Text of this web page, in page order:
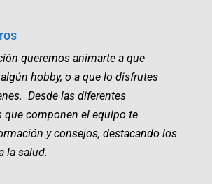
queremos animarte a que
hobby, o a que lo disfrutes
Desde las diferentes
que componen el equipo te
y consejos, destacando los
la salud.